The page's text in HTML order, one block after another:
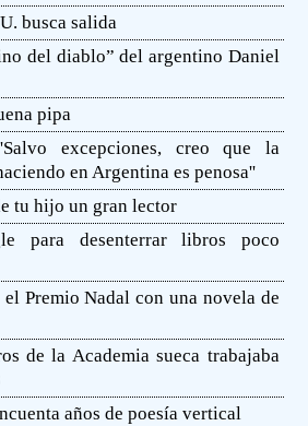
busca salida
del diablo” del argentino Daniel
pipa
excepciones, creo que la
en Argentina es penosa''
tu hijo un gran lector
para desenterrar libros poco
Premio Nadal con una novela de
de la Academia sueca trabajaba
años de poesía vertical